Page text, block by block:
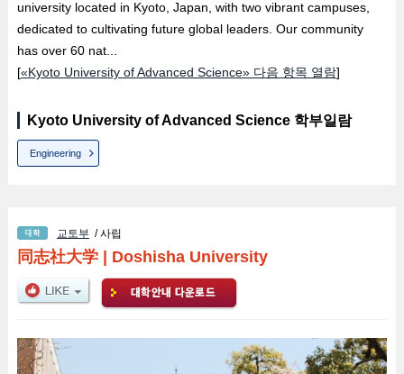
university located in Kyoto, Japan, with two vibrant campuses,
dedicated to cultivating future global leaders. Our community
has over 60 nat...
[«Kyoto University of Advanced Science» 다음 항목 열람]
Kyoto University of Advanced Science 학부일람
Engineering
교토부 / 사립
同志社大学| Doshisha University